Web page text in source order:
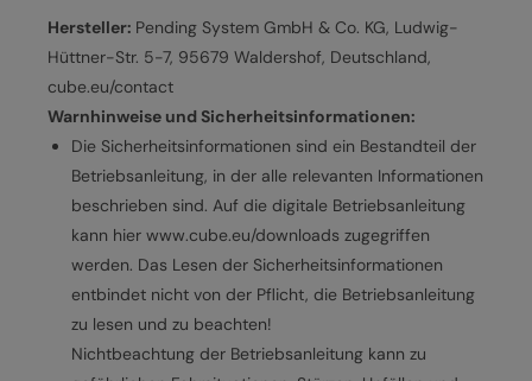
Hersteller: Pending System GmbH & Co. KG, Ludwig-
Hüttner-Str. 5-7, 95679 Waldershof, Deutschland,
cube.eu/contact
Warnhinweise und Sicherheitsinformationen:
Die Sicherheitsinformationen sind ein Bestandteil der
Betriebsanleitung, in der alle relevanten Informationen
beschrieben sind. Auf die digitale Betriebsanleitung
kann hier www.cube.eu/downloads zugegriffen
werden. Das Lesen der Sicherheitsinformationen
entbindet nicht von der Pflicht, die Betriebsanleitung
zu lesen und zu beachten!
Nichtbeachtung der Betriebsanleitung kann zu